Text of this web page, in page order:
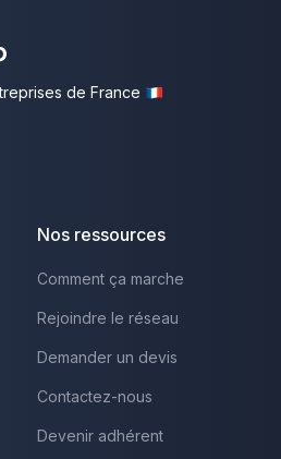
de France
Nos ressources
Comment ça marche
Rejoindre le réseau
Demander un devis
Contactez-nous
Devenir adhérent